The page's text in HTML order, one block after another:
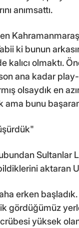
anımsattı.
ki bunun
kalıcı olmaktı.
ana kadar
olsaydık en
ama bunu
Sultanlar
aktaran
erken
gördüğümüz
yüksek